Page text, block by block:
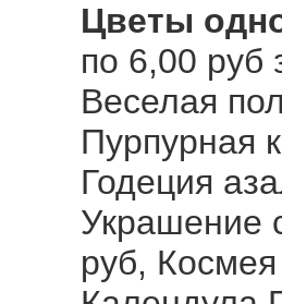
Цветы
по 6,00 руб
Веселая
Пурпурная
Годеция
Украшение
руб,